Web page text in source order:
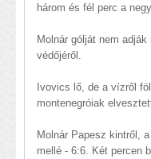
három és fél perc a
Molnár gólját nem
védőjéről.
Ivovics lő, de a vízről
montenegróiak
Molnár Papesz kintről,
mellé - 6:6. Két percen